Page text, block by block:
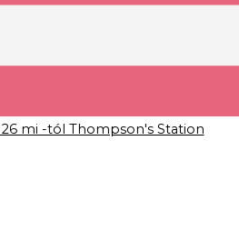
| 26 mi -tól Thompson's Station